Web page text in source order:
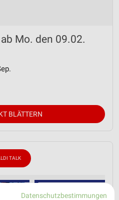
Mo. den 09.02.
BLÄTTERN
TALK
Datenschutzbestimmungen